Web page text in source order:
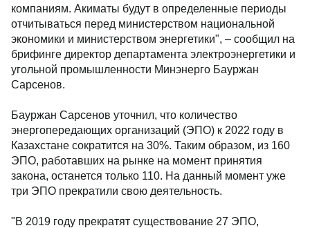
компаниям. Акиматы будут в определенные периоды
отчитываться перед министерством национальной
экономики и министерством энергетики", – сообщил на
брифинге директор департамента электроэнергетики и
угольной промышленности Минэнерго Бауржан
Сарсенов.
Бауржан Сарсенов уточнил, что количество
энергопередающих организаций (ЭПО) к 2022 году в
Казахстане сократится на 30%. Таким образом, из 160
ЭПО, работавших на рынке на момент принятия
закона, останется только 110. На данный момент уже
три ЭПО прекратили свою деятельность.
"В 2019 году прекратят существование 27 ЭПО,